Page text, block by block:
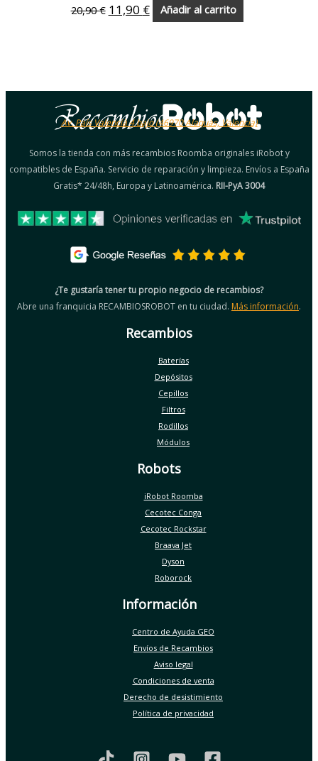
20,90€ 11,90 € Añadir al carrito
Av. País Valencià 4 bajo (46970 Alaquàs, Valencia)
Somos la tienda con más recambios Roomba originales iRobot y
compatibles de España. Servicio de reparación y limpieza. Envíos a España
Gratis* 24/48h, Europa y Latinoamérica. RII-PyA 3004
¿Te gustaría tener tu propio negocio de recambios?
Abre una franquicia RECAMBIOSROBOT en tu ciudad. Más información.
Recambios
Baterías
Depósitos
Cepillos
Filtros
Rodillos
Módulos
Robots
iRobot Roomba
Cecotec Conga
Cecotec Rockstar
Braava Jet
Dyson
Roborock
Información
Centro de Ayuda GEO
Envíos de Recambios
Aviso legal
Condiciones de venta
Derecho de desistimiento
Política de privacidad